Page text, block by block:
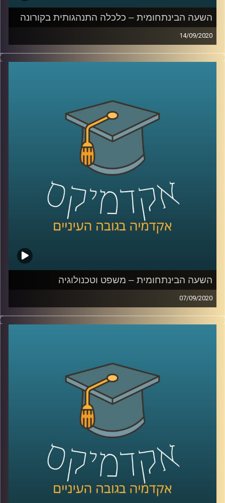
השעה הבינתחומית – כלכלה התנהגותית בקורונה
14/09/2020
איך ניתן לשכנע את הציבור לעטות מסכות?
הצריכה שלנו באינטרנט, בתקופה משונה זו
ד"ר גיא הוכמן, ראש התוכנית לתואר שני
בכלכלה התנהגותית בביה"ס טיומקין לכלכלה
ואיבצ'ר לפסיכולוגיה בשעה שכולה מנסה
להסביר לנו – איך אפשר לשנות את ההתנהגות
שלנו בזמן הקורונה.
קרדיט תמונות:AudioVersity
השעה הבינתחומית – משפט וטכנולוגיה
07/09/2020
כמו חתול ועכבר, ככה גם בזירה הטכנולוגית;
הצטרפו לשעה יחד עם ד"ר אביב גאון, חוקר
משפט וטכנולוגיה מביה"ס רדזינר למשפטים
מאוניברסיטת רייכמן, בה הוא יסביר על היחסים
המתוחים בין שני התחומים הללו, כיצד
הרגולציה פועלת בזירה המרתקת הזו, וכיצד
מגפת הקורונה מושפעת ומשפיעה על המשפט
והטכנולוגיה.
AudioVersity